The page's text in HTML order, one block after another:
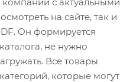
на сайте, так и
Он формируется
не нужно
Все товары
которые могут